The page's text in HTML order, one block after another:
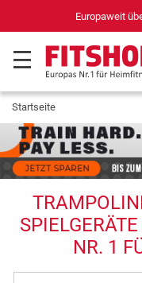
für
Startseite
NR. 1